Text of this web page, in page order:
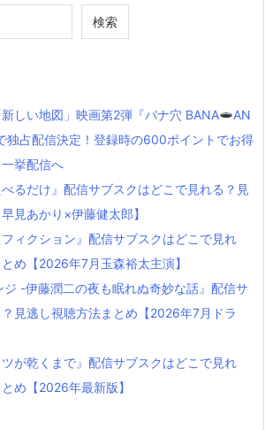
検索
しい地図」映画第2弾『バナ穴 BANA
AN
独占配信決定！登録時の600ポイントでお得
挙配信へ
べるだけ』配信サブスクはどこで見れる？見
見あかり×伊藤健太郎】
ィクション』配信サブスクはどこで見れ
め【2026年7月玉森裕太主演】
ジ -伊藤潤二の夜も眠れぬ奇妙な話』配信サ
見逃し視聴方法まとめ【2026年7月ドラ
が乾くまで』配信サブスクはどこで見れ
め【2026年最新版】